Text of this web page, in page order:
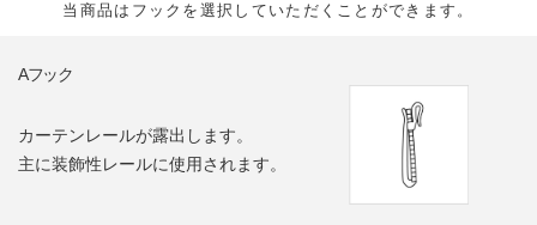
当商品はフックを選択していただくことができます。
Aフック
カーテンレールが露出します。
主に装飾性レールに使用されます。